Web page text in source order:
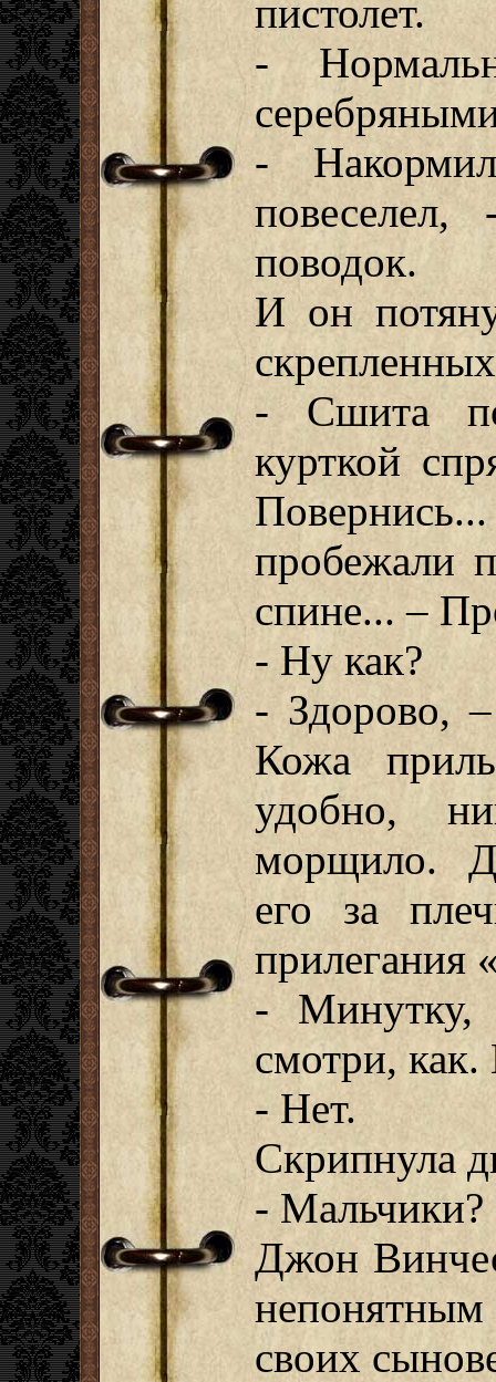
пистолет.
-
-
поводок.
И он
- Сшита
курткой
пробежали
спине... –
- Ну как?
- Здорово,
Кожа
удобно,
морщило.
его за
прилегания
- Минутку,
смотри, как.
- Нет.
Скрипнула
- Мальчики?
Джон
непонятным
своих